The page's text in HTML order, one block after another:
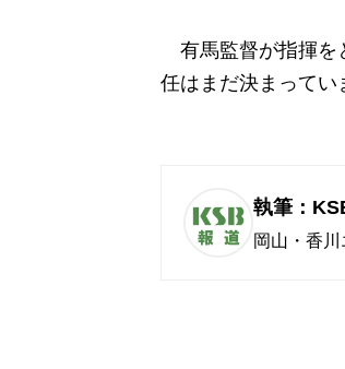
有馬監督が指揮を
任はまだ決まってい
執筆：
岡山・香